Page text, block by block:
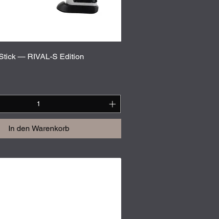
Schnellansicht
— RIVAL-S Edition
In den Warenkorb